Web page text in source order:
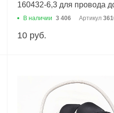
160432-6,3 для провода
мм.кв.
В наличии 3 406 Артикул
10 руб.